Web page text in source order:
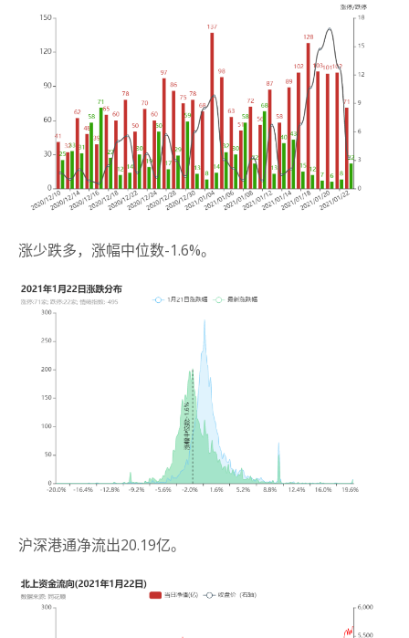
涨少跌多，涨幅中位数-1.6%。
沪深港通净流出20.19亿。